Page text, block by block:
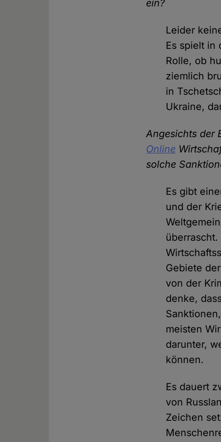
ein?
Leider
Es spielt in
Rolle, ob
ziemlich
in
Ukraine,
Angesichts der
Online
solche
Es gibt
und der
Gebiete
von der
denke,
meisten
darunter,
können.
Es dauert
von
Zeichen